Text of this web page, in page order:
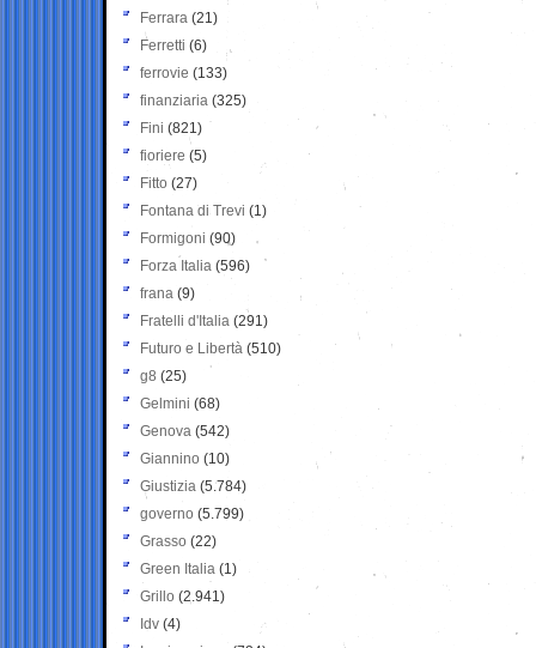
Ferrara (21)
Ferretti (6)
ferrovie (133)
finanziaria (325)
Fini (821)
fioriere (5)
Fitto (27)
Fontana di Trevi (1)
Formigoni (90)
Forza Italia (596)
frana (9)
Fratelli d'Italia (291)
Futuro e Libertà (510)
g8 (25)
Gelmini (68)
Genova (542)
Giannino (10)
Giustizia (5.784)
governo (5.799)
Grasso (22)
Green Italia (1)
Grillo (2.941)
Idv (4)